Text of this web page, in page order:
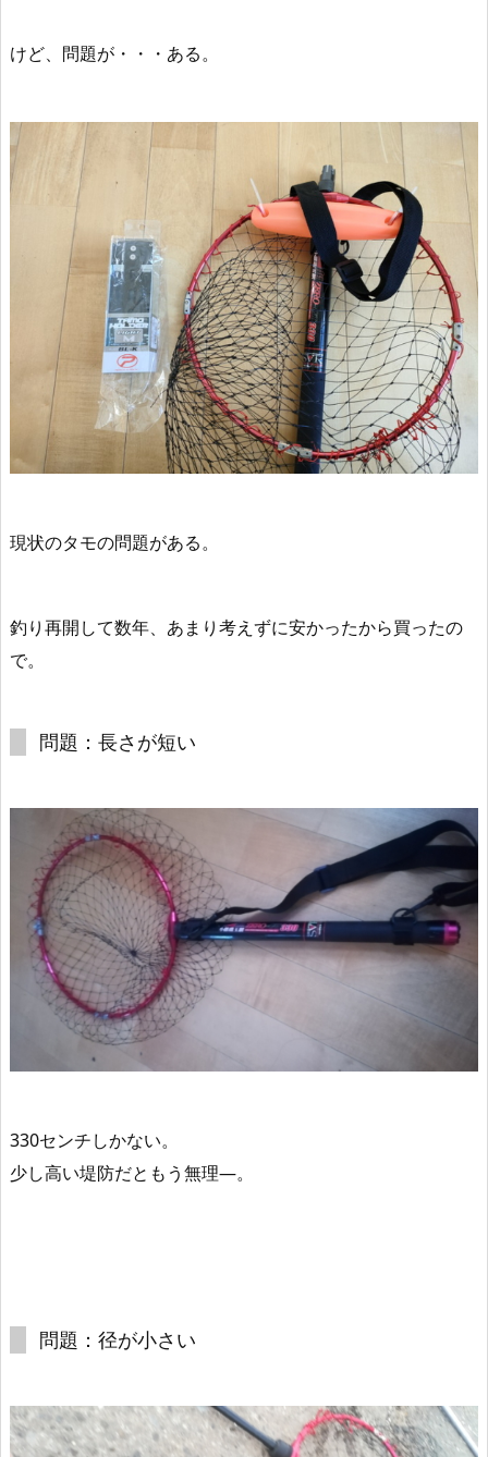
けど、問題が・・・ある。
現状のタモの問題がある。
釣り再開して数年、あまり考えずに安かったから買ったの
で。
問題：長さが短い
330センチしかない。
少し高い堤防だともう無理―。
問題：径が小さい